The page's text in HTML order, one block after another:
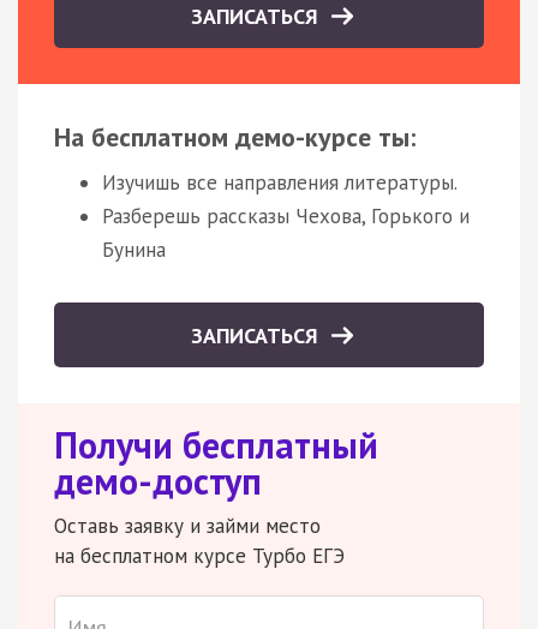
ЗАПИСАТЬСЯ
На бесплатном демо-курсе ты:
Изучишь все направления литературы.
Разберешь рассказы Чехова, Горького и
Бунина
ЗАПИСАТЬСЯ
Получи бесплатный
демо-доступ
Оставь заявку и займи место
на бесплатном курсе Турбо ЕГЭ